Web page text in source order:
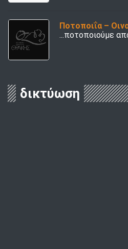
Ποτοποιΐα –
...ποτοποιούμε
δικτύωση